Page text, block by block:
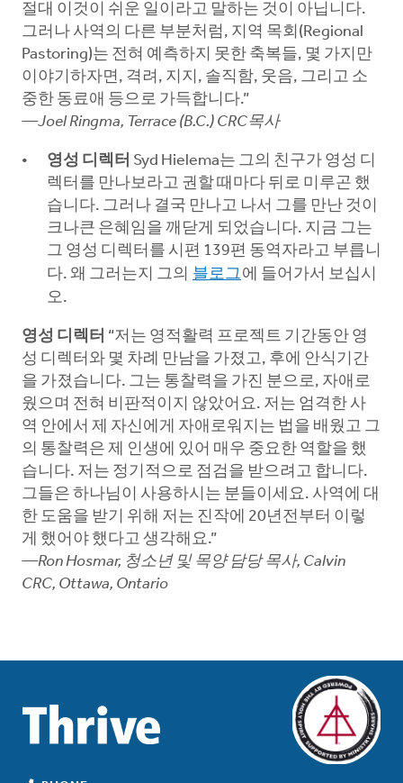
절대 이것이 쉬운 일이라고 말하는 것이 아닙니다.
그러나 사역의 다른 부분처럼, 지역 목회(Regional
Pastoring)는 전혀 예측하지 못한 축복들, 몇 가지만
이야기하자면, 격려, 지지, 솔직함, 웃음, 그리고 소
중한 동료애 등으로 가득합니다.”
—Joel Ringma, Terrace (B.C.) CRC목사
영성 디렉터 Syd Hielema는 그의 친구가 영성 디
렉터를 만나보라고 권할 때마다 뒤로 미루곤 했
습니다. 그러나 결국 만나고 나서 그를 만난 것이
크나큰 은혜임을 깨닫게 되었습니다. 지금 그는
그 영성 디렉터를 시편 139편 동역자라고 부릅니
다. 왜 그러는지 그의 블로그에 들어가서 보십시
오.
영성 디렉터 “저는 영적활력 프로젝트 기간동안 영
성 디렉터와 몇 차례 만남을 가졌고, 후에 안식기간
을 가졌습니다. 그는 통찰력을 가진 분으로, 자애로
웠으며 전혀 비판적이지 않았어요. 저는 엄격한 사
역 안에서 제 자신에게 자애로워지는 법을 배웠고 그
의 통찰력은 제 인생에 있어 매우 중요한 역할을 했
습니다. 저는 정기적으로 점검을 받으려고 합니다.
그들은 하나님이 사용하시는 분들이세요. 사역에 대
한 도움을 받기 위해 저는 진작에 20년전부터 이렇
게 했어야 했다고 생각해요.”
—Ron Hosmar, 청소년 및 목양 담당 목사, Calvin
CRC, Ottawa, Ontario